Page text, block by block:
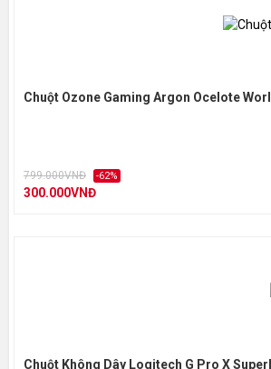
Chuột Ozone Gaming Argon Ocelote
799.000VNĐ -62%
300.000VNĐ
Chuột Không Dây Logitech G Pro X